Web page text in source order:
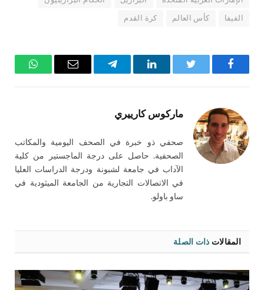
الفيفا كأس العالم كرة القدم
فيسبوك تويتر لينكدإن تيلقرام
البريد
واتساب
ماركوس كارييري
صحفي ذو خبرة في الصحف اليومية والمكاتب
الصحفية. حاصل على درجة الماجستير من كلية
الآداب في جامعة لشبونة ودرجة الدراسات العليا
في الاتصالات التجارية من الجامعة الميثودية في
ساو باولو.
المقالات ذات الصلة